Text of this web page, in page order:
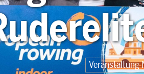
Veranstaltung